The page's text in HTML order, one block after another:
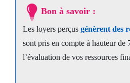
Bon à savoir :
Les loyers perçus génèrent des
sont pris en compte à hauteur de
l’évaluation de vos ressources